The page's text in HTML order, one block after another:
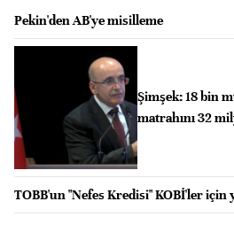
Pekin'den AB'ye misilleme
Şimşek: 18 bin
matrahını 32
TOBB'un "Nefes Kredisi" KOBİ'ler için